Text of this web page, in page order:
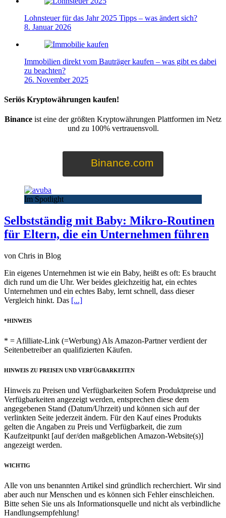
Lohnsteuer für das Jahr 2025 Tipps – was ändert sich?
8. Januar 2026
Immobilien direkt vom Bauträger kaufen – was gibt es dabei
zu beachten?
26. November 2025
Seriös Kryptowährungen kaufen!
Binance ist eine der größten Kryptowährungen Plattformen im Netz
und zu 100% vertrauensvoll.
Binance.com
Im Spotlight
Selbstständig mit Baby: Mikro-Routinen
für Eltern, die ein Unternehmen führen
von Chris in Blog
Ein eigenes Unternehmen ist wie ein Baby, heißt es oft: Es braucht
dich rund um die Uhr. Wer beides gleichzeitig hat, ein echtes
Unternehmen und ein echtes Baby, lernt schnell, dass dieser
Vergleich hinkt. Das [...]
*HINWEIS
* = Afilliate-Link (=Werbung) Als Amazon-Partner verdient der
Seitenbetreiber an qualifizierten Käufen.
HINWEIS ZU PREISEN UND VERFÜGBARKEITEN
Hinweis zu Preisen und Verfügbarkeiten Sofern Produktpreise und
Verfügbarkeiten angezeigt werden, entsprechen diese dem
angegebenen Stand (Datum/Uhrzeit) und können sich auf der
verlinkten Seite jederzeit ändern. Für den Kauf eines Produkts
gelten die Angaben zu Preis und Verfügbarkeit, die zum
Kaufzeitpunkt [auf der/den maßgeblichen Amazon-Website(s)]
angezeigt werden.
WICHTIG
Alle von uns benannten Artikel sind gründlich recherchiert. Wir sind
aber auch nur Menschen und es können sich Fehler einschleichen.
Bitte sehen Sie uns als Informationsquelle und nicht als verbindliche
Handlungsempfehlung!